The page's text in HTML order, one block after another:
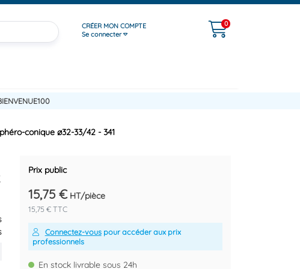
CRÉER MON COMPTE
Se connecter
0
conique ø32-33/42 - 341
Prix public
15,75 €HT/pièce
15,75 € TTC
Connectez-vouspour accéder aux prix
professionnels
En stock livrable sous 24h